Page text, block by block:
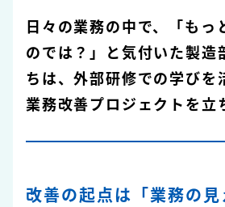
日々の業務の中で、「もっ
のでは？」と気付いた製造
ちは、外部研修での学びを
業務改善プロジェクトを立
改善の起点は「業務の見